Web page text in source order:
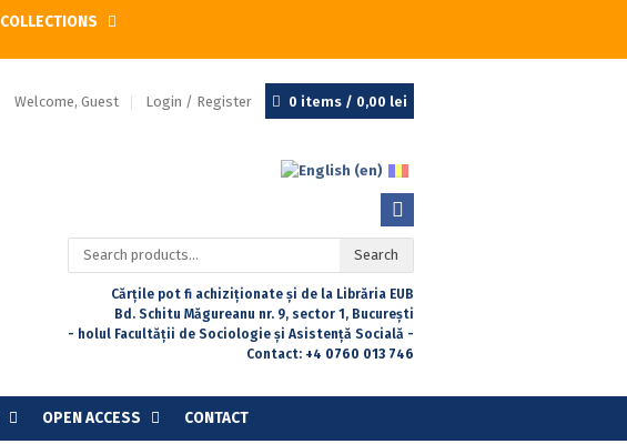
COLLECTIONS
Welcome, Guest Login / Register 0 items / 0,00 lei
Search
for:
Search
Cărțile pot fi achiziționate și de la Librăria EUB
Bd. Schitu Măgureanu nr. 9, sector 1, București
- holul Facultății de Sociologie și Asistență Socială -
Contact: +4 0760 013 746
OPEN ACCESS CONTACT